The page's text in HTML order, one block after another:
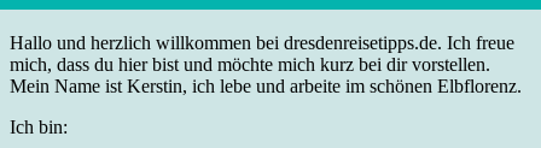
Hallo und herzlich willkommen bei dresdenreisetipps.de. Ich freue
mich, dass du hier bist und möchte mich kurz bei dir vorstellen.
Mein Name ist Kerstin, ich lebe und arbeite im schönen Elbflorenz.
Ich bin: